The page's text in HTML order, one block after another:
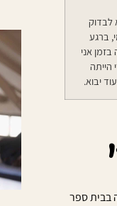
לבדוק
ברגע
אני
הייתה
יבוא.
בבית ספר